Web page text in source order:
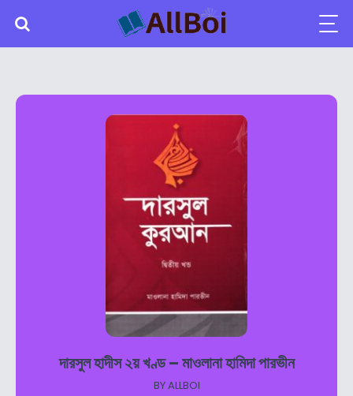
দারসুল হাদীস ২য় খণ্ড – মাওলানা হামিদা পারভীন
BYALLBOI